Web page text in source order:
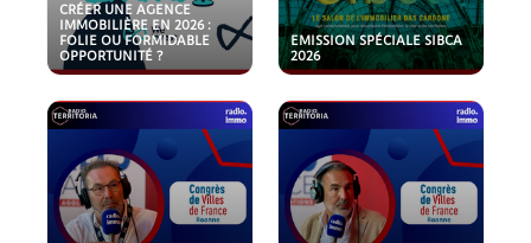
CRÉER UNE AGENCE
IMMOBILIÈRE EN 2026 :
FOLIE OU FORMIDABLE
OPPORTUNITÉ ?
EMISSION SPÉCIALE SIBCA
2026